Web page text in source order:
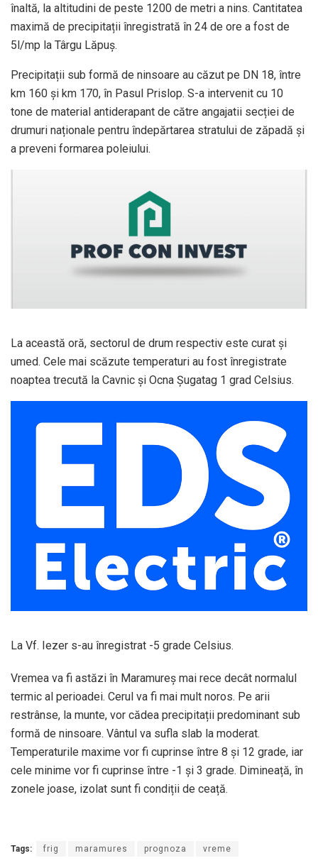
înaltă, la altitudini de peste 1200 de metri a nins. Cantitatea
maximă de precipitații înregistrată în 24 de ore a fost de
5l/mp la Târgu Lăpuș.
Precipitații sub formă de ninsoare au căzut pe DN 18, între
km 160 și km 170, în Pasul Prislop. S-a intervenit cu 10
tone de material antiderapant de către angajatii secției de
drumuri naționale pentru îndepărtarea stratului de zăpadă și
a preveni formarea poleiului.
La această oră, sectorul de drum respectiv este curat și
umed. Cele mai scăzute temperaturi au fost înregistrate
noaptea trecută la Cavnic și Ocna Șugatag 1 grad Celsius.
La Vf. Iezer s-au înregistrat -5 grade Celsius.
Vremea va fi astăzi în Maramureş mai rece decât normalul
termic al perioadei. Cerul va fi mai mult noros. Pe arii
restrânse, la munte, vor cădea precipitații predominant sub
formă de ninsoare. Vântul va sufla slab la moderat.
Temperaturile maxime vor fi cuprinse între 8 și 12 grade, iar
cele minime vor fi cuprinse între -1 și 3 grade. Dimineață, în
zonele joase, izolat sunt fi condiții de ceață.
Tags: frig maramures prognoza vreme